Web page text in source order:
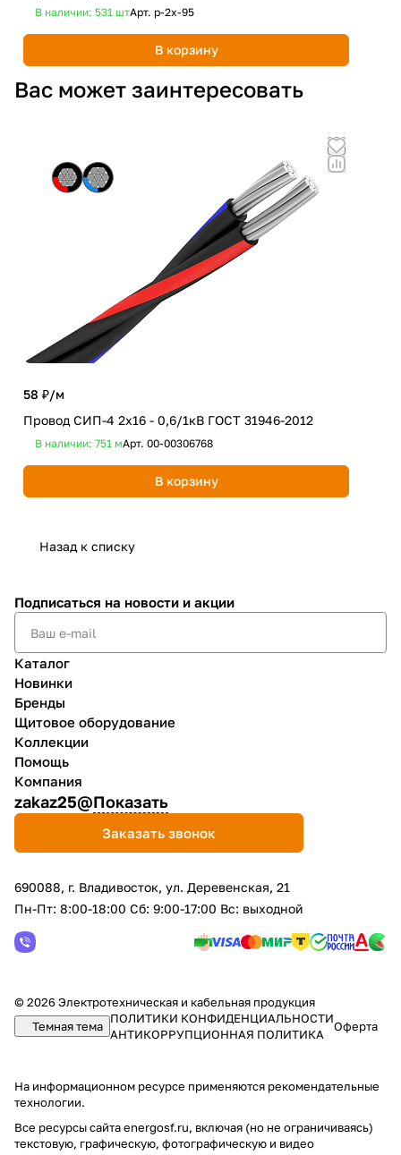
В наличии: 531 штАрт. p-2x-95
В корзину
Вас может заинтересовать
58 ₽/м
Провод СИП-4 2х16 - 0,6/1кВ ГОСТ 31946-2012
В наличии: 751 мАрт. 00-00306768
В корзину
Назад к списку
Подписаться на новости и акции
Каталог
Новинки
Бренды
Щитовое оборудование
Коллекции
Помощь
Компания
zakaz25@Показать
Заказать звонок
690088, г. Владивосток, yл. Деревенская, 21
Пн-Пт: 8:00-18:00 Сб: 9:00-17:00 Вс: выходной
© 2026 Электротехническая и кабельная продукция
Темная тема
ПОЛИТИКИ КОНФИДЕНЦИАЛЬНОСТИ
АНТИКОРРУПЦИОННАЯ ПОЛИТИКА
Оферта
На информационном ресурсе применяются рекомендательные
технологии.
Все ресурсы сайта energosf.ru, включая (но не ограничиваясь)
текстовую, графическую, фотографическую и видео